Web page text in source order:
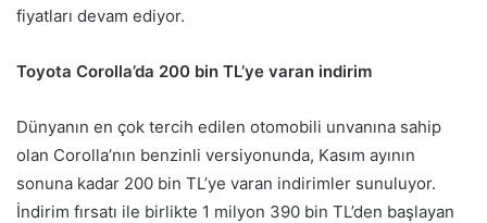
fiyatları devam ediyor.
Toyota Corolla’da 200 bin TL’ye varan indirim
Dünyanın en çok tercih edilen otomobili unvanına sahip
olan Corolla’nın benzinli versiyonunda, Kasım ayının
sonuna kadar 200 bin TL’ye varan indirimler sunuluyor.
İndirim fırsatı ile birlikte 1 milyon 390 bin TL’den başlayan